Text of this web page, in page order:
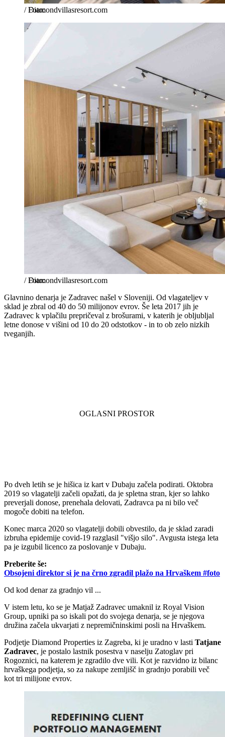
/Diamondvillasresort.com
/Diamondvillasresort.com
Glavnino denarja je Zadravec našel v Sloveniji. Od vlagateljev v
sklad je zbral od 40 do 50 milijonov evrov. Še leta 2017 jih je
Zadravec k vplačilu prepričeval z brošurami, v katerih je obljubljal
letne donose v višini od 10 do 20 odstotkov - in to ob zelo nizkih
tveganjih.
Po dveh letih se je hišica iz kart v Dubaju začela podirati. Oktobra
2019 so vlagatelji začeli opažati, da je spletna stran, kjer so lahko
preverjali donose, prenehala delovati, Zadravca pa ni bilo več
mogoče dobiti na telefon.
Konec marca 2020 so vlagatelji dobili obvestilo, da je sklad zaradi
izbruha epidemije covid-19 razglasil "višjo silo". Avgusta istega leta
pa je izgubil licenco za poslovanje v Dubaju.
Preberite še:
Obsojeni direktor si je na črno zgradil plažo na Hrvaškem #foto
Od kod denar za gradnjo vil ...
V istem letu, ko se je Matjaž Zadravec umaknil iz Royal Vision
Group, upniki pa so iskali pot do svojega denarja, se je njegova
družina začela ukvarjati z nepremičninskimi posli na Hrvaškem.
Podjetje Diamond Properties iz Zagreba, ki je uradno v lasti Tatjane
Zadravec, je postalo lastnik posestva v naselju Zatoglav pri
Rogoznici, na katerem je zgradilo dve vili. Kot je razvidno iz bilanc
hrvaškega podjetja, so za nakupe zemljišč in gradnjo porabili več
kot tri milijone evrov.